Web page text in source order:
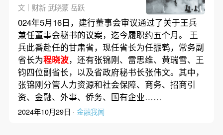
文｜财新 武晓蒙 岳跃
024年5月16日，建行董事会审议通过了关于王兵
兼任董事会秘书的议案，迄今履职约五个月。 王
兵此番赴任的甘肃省，现任省长为任振鹤，常务副
省长为程晓波，还有张锦刚、雷思维、黄瑞雪、王
钧四位副省长，以及省政府秘书长张伟文。其中，
张锦刚分管人力资源和社会保障、商务、招商引
资、金融、外事、侨务、国有企业……
2024年10月29日 · 金融我闻